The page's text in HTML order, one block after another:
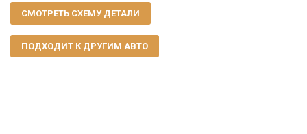
СМОТРЕТЬ СХЕМУ ДЕТАЛИ
ПОДХОДИТ К ДРУГИМ АВТО